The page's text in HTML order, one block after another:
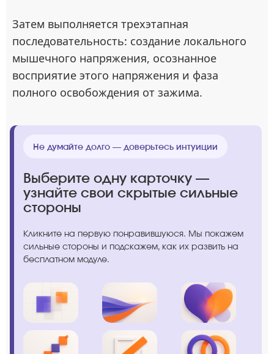
Затем выполняется трехэтапная
последовательность: создание локального
мышечного напряжения, осознанное
восприятие этого напряжения и фаза
полного освобождения от зажима.
Не думайте долго — доверьтесь интуиции
Выберите одну карточку —
узнайте свои скрытые сильные
стороны
Кликните на первую понравившуюся. Мы покажем
сильные стороны и подскажем, как их развить на
бесплатном модуле.